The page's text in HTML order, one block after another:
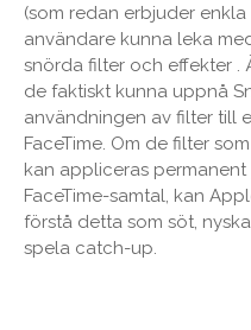
(som redan erbjuder
användare kunna leka
snörda filter och effekter .
de faktiskt kunna uppnå
användningen av filter till
FaceTime. Om de filter
kan appliceras
FaceTime-samtal, kan
förstå detta som söt,
spela catch-up.